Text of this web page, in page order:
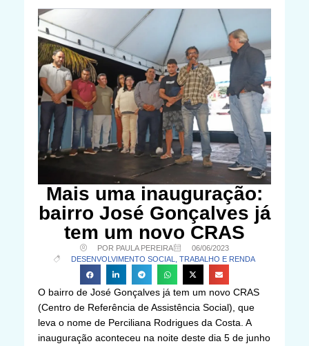
Mais uma inauguração:
bairro José Gonçalves já
tem um novo CRAS
POR PAULA PEREIRA
06/06/2023
DESENVOLVIMENTO SOCIAL, TRABALHO E RENDA
O bairro de José Gonçalves já tem um novo CRAS
(Centro de Referência de Assistência Social), que
leva o nome de Perciliana Rodrigues da Costa. A
inauguração aconteceu na noite deste dia 5 de junho